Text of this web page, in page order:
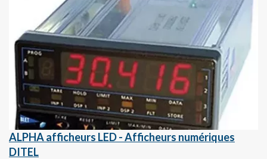
ALPHA afficheurs LED - Afficheurs numériques
DITEL